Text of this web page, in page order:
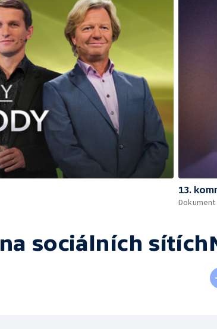
13.
Dokument
na sociálních sítích